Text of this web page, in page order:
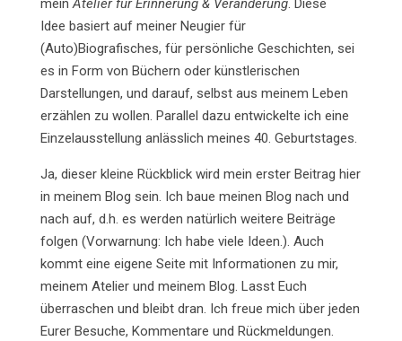
meinAtelier für Erinnerung & Veränderung. Diese
Idee basiert auf meiner Neugier für
(Auto)Biografisches, für persönliche Geschichten, sei
es in Form von Büchern oder künstlerischen
Darstellungen, und darauf, selbst aus meinem Leben
erzählen zu wollen. Parallel dazu entwickelte ich eine
Einzelausstellung anlässlich meines 40. Geburtstages.
Ja, dieser kleine Rückblick wird mein erster Beitrag hier
in meinem Blog sein. Ich baue meinen Blog nach und
nach auf, d.h. es werden natürlich weitere Beiträge
folgen (Vorwarnung: Ich habe viele Ideen.). Auch
kommt eine eigene Seite mit Informationen zu mir,
meinem Atelier und meinem Blog. Lasst Euch
überraschen und bleibt dran. Ich freue mich über jeden
Eurer Besuche, Kommentare und Rückmeldungen.